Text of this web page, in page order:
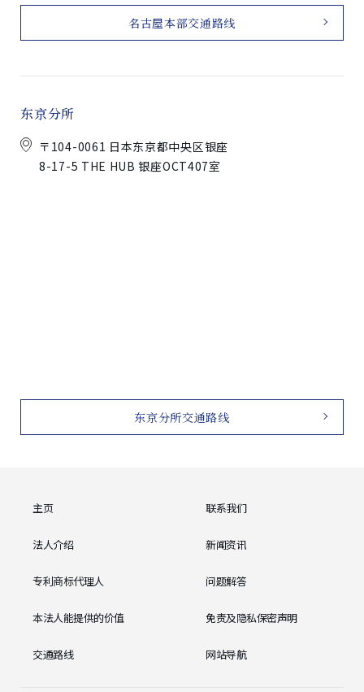
名古屋本部交通路线
东京分所
〒104-0061 日本东京都中央区银座
8-17-5 THE HUB 银座OCT407室
东京分所交通路线
主页 联系我们
法人介绍 新闻资讯
专利商标代理人 问题解答
本法人能提供的价值 免责及隐私保密声明
交通路线 网站导航